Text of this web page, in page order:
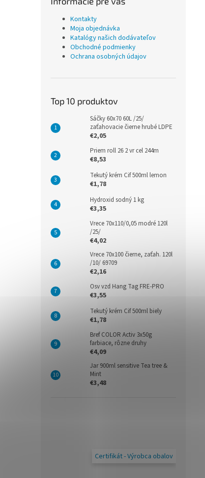
Kontakty
Moja objednávka
Katalógy našich dodávateľov
Obchodné podmienky
Ochrana osobných údajov
Top 10 produktov
Sáčky 60x70 60L /25/
zaťahovacie čierne hrubé LDPE
€2,05
Priem roll 26 2 vr cel 244m
€8,53
Tekutý krém Cif 500ml lemon
€1,78
Hydroxid sodný 1 kg
€3,35
Vrece 70x110/0,05 modré 120l
/25/
€4,02
Vrece 70x100 čierne, zaťah. 120l
/10/ 69709
€2,16
Osv vzd Hang Tag FRE-PRO
€3,55
Tekutý krém Cif 500ml biely
€1,78
Bref COLOR Activ 3x50g
farbiace, rôzne druhy
€4,09
Jar 900ml sensitive Tea tree &
Mint
€3,48
Certifikát - Výrobca obalov